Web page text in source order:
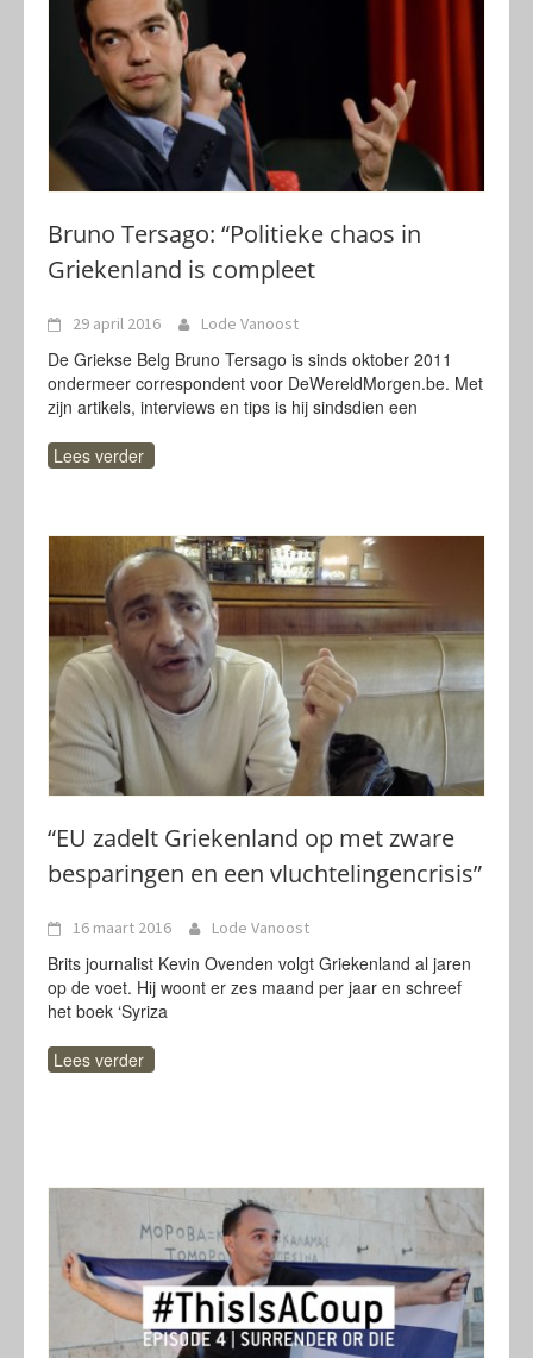
Bruno Tersago: “Politieke chaos in
Griekenland is compleet
29 april 2016 Lode Vanoost
De Griekse Belg Bruno Tersago is sinds oktober 2011
ondermeer correspondent voor DeWereldMorgen.be. Met
zijn artikels, interviews en tips is hij sindsdien een
Lees verder
“EU zadelt Griekenland op met zware
besparingen en een vluchtelingencrisis”
16 maart 2016 Lode Vanoost
Brits journalist Kevin Ovenden volgt Griekenland al jaren
op de voet. Hij woont er zes maand per jaar en schreef
het boek ‘Syriza
Lees verder